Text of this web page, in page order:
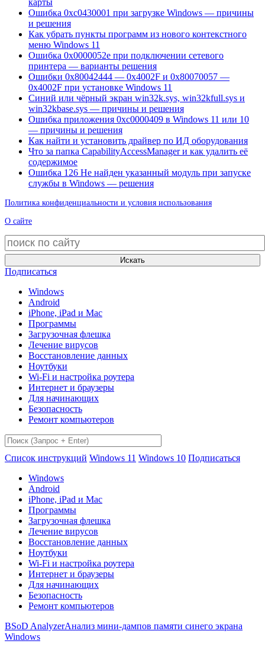
карты
Ошибка 0xc0430001 при загрузке Windows — причины
и решения
Как убрать пункты программ из нового контекстного
меню Windows 11
Ошибка 0x0000052e при подключении сетевого
принтера — варианты решения
Ошибки 0x80042444 — 0x4002F и 0x80070057 —
0x4002F при установке Windows 11
Синий или чёрный экран win32k.sys, win32kfull.sys и
win32kbase.sys — причины и решения
Ошибка приложения 0xc0000409 в Windows 11 или 10
— причины и решения
Как найти и установить драйвер по ИД оборудования
Что за папка CapabilityAccessManager и как удалить её
содержимое
Ошибка 126 Не найден указанный модуль при запуске
службы в Windows — решения
Политика конфиденциальности и условия использования
О сайте
Искать
Подписаться
Windows
Android
iPhone, iPad и Mac
Программы
Загрузочная флешка
Лечение вирусов
Восстановление данных
Ноутбуки
Wi-Fi и настройка роутера
Интернет и браузеры
Для начинающих
Безопасность
Ремонт компьютеров
Список инструкций Windows 11 Windows 10 Подписаться
Windows
Android
iPhone, iPad и Mac
Программы
Загрузочная флешка
Лечение вирусов
Восстановление данных
Ноутбуки
Wi-Fi и настройка роутера
Интернет и браузеры
Для начинающих
Безопасность
Ремонт компьютеров
BSoD AnalyzerАнализ мини-дампов памяти синего экрана
Windows